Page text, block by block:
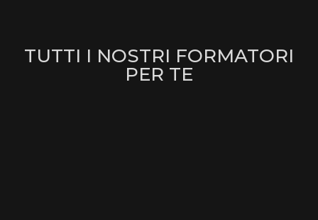
TUTTI I NOSTRI FORMATORI
PER TE